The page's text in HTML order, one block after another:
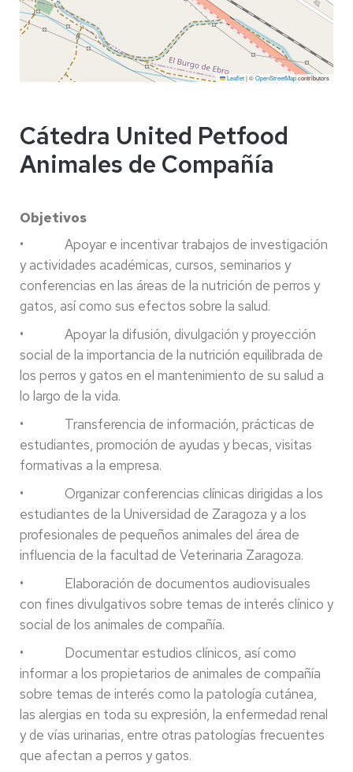
Leaflet|©OpenStreetMapcontributors
Cátedra United Petfood
Animales de Compañía
Objetivos
• Apoyar e incentivar trabajos de investigación
y actividades académicas, cursos, seminarios y
conferencias en las áreas de la nutrición de perros y
gatos, así como sus efectos sobre la salud.
• Apoyar la difusión, divulgación y proyección
social de la importancia de la nutrición equilibrada de
los perros y gatos en el mantenimiento de su salud a
lo largo de la vida.
• Transferencia de información, prácticas de
estudiantes, promoción de ayudas y becas, visitas
formativas a la empresa.
• Organizar conferencias clínicas dirigidas a los
estudiantes de la Universidad de Zaragoza y a los
profesionales de pequeños animales del área de
influencia de la facultad de Veterinaria Zaragoza.
• Elaboración de documentos audiovisuales
con fines divulgativos sobre temas de interés clínico y
social de los animales de compañía.
• Documentar estudios clínicos, así como
informar a los propietarios de animales de compañía
sobre temas de interés como la patología cutánea,
las alergias en toda su expresión, la enfermedad renal
y de vías urinarias, entre otras patologías frecuentes
que afectan a perros y gatos.